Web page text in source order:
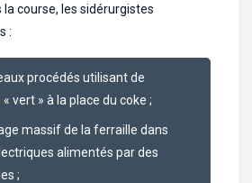
course, les sidérurgistes
:
procédés utilisant de
« vert » à la place du coke ;
massif de la ferraille dans
alimentés par des
;